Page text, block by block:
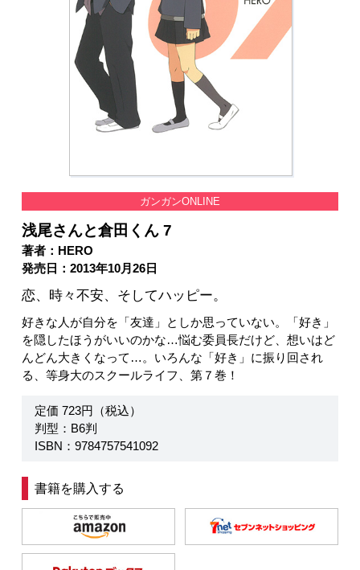
スクウェア・エニックス サイト内検索
ガンガンONLINE
浅尾さんと倉田くん 7
著者：HERO
発売日：2013年10月26日
恋、時々不安、そしてハッピー。
好きな人が自分を「友達」としか思っていない。「好き」
を隠したほうがいいのかな…悩む委員長だけど、想いはど
んどん大きくなって…。いろんな「好き」に振り回され
る、等身大のスクールライフ、第７巻！
定価 723円（税込）
判型：B6判
ISBN：9784757541092
書籍を購入する